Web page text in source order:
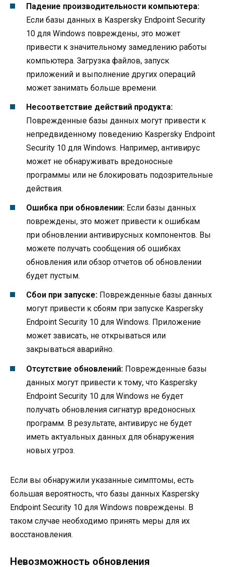
Падение производительности компьютера:
Если базы данных в Kaspersky Endpoint Security
10 для Windows повреждены, это может
привести к значительному замедлению работы
компьютера. Загрузка файлов, запуск
приложений и выполнение других операций
может занимать больше времени.
Несоответствие действий продукта:
Поврежденные базы данных могут привести к
непредвиденному поведению Kaspersky Endpoint
Security 10 для Windows. Например, антивирус
может не обнаруживать вредоносные
программы или не блокировать подозрительные
действия.
Ошибка при обновлении: Если базы данных
повреждены, это может привести к ошибкам
при обновлении антивирусных компонентов. Вы
можете получать сообщения об ошибках
обновления или обзор отчетов об обновлении
будет пустым.
Сбои при запуске: Поврежденные базы данных
могут привести к сбоям при запуске Kaspersky
Endpoint Security 10 для Windows. Приложение
может зависать, не открываться или
закрываться аварийно.
Отсутствие обновлений: Поврежденные базы
данных могут привести к тому, что Kaspersky
Endpoint Security 10 для Windows не будет
получать обновления сигнатур вредоносных
программ. В результате, антивирус не будет
иметь актуальных данных для обнаружения
новых угроз.
Если вы обнаружили указанные симптомы, есть
большая вероятность, что базы данных Kaspersky
Endpoint Security 10 для Windows повреждены. В
таком случае необходимо принять меры для их
восстановления.
Невозможность обновления